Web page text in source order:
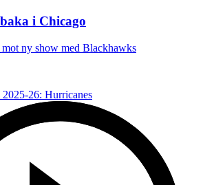
i Chicago
ny show med Blackhawks